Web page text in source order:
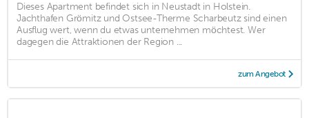
Dieses Apartment befindet sich in Neustadt in Holstein.
Jachthafen Grömitz und Ostsee-Therme Scharbeutz sind einen
Ausflug wert, wenn du etwas unternehmen möchtest. Wer
dagegen die Attraktionen der Region ...
zum Angebot